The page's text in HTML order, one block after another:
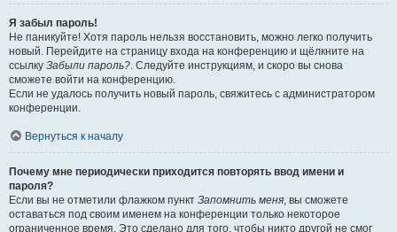
Я забыл пароль!
Не паникуйте! Хотя пароль нельзя восстановить, можно легко получить
новый. Перейдите на страницу входа на конференцию и щёлкните на
ссылку Забыли пароль?. Следуйте инструкциям, и скоро вы снова
сможете войти на конференцию.
Если не удалось получить новый пароль, свяжитесь с администратором
конференции.
Вернуться к началу
Почему мне периодически приходится повторять ввод имени и
пароля?
Если вы не отметили флажком пункт Запомнить меня, вы сможете
оставаться под своим именем на конференции только некоторое
ограниченное время. Это сделано для того, чтобы никто другой не смог